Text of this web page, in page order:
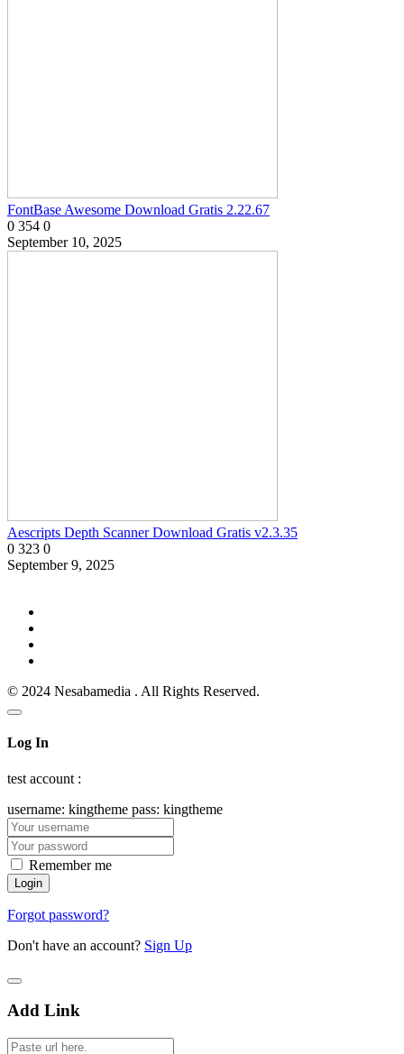
FontBase Awesome Download Gratis 2.22.67
0 354 0
September 10, 2025
Aescripts Depth Scanner Download Gratis v2.3.35
0 323 0
September 9, 2025
© 2024 Nesabamedia . All Rights Reserved.
Log In
test account :
username: kingtheme pass: kingtheme
Remember me
Forgot password?
Don't have an account? Sign Up
Add Link